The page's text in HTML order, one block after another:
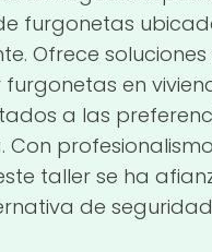
furgonetas
Ofrece
en
a las
taller se ha
de